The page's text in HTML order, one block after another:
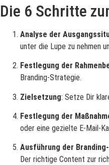
Die 6 Schritte
Analyse der
unter die Lupe zu nehmen
Festlegung der
Branding-Strategie.
Zielsetzung: Setze Dir
Festlegung der
oder eine gezielte E-Mail-
Ausführung der
Der richtige Content zur